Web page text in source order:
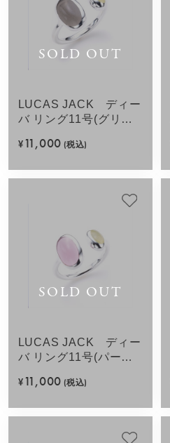
SOLD OUT
LUCAS JACK ディー
バ リング11号(グリー
¥ 11,000 (税込)
SOLD OUT
LUCAS JACK ディー
バ リング11号(パープ
¥ 11,000 (税込)